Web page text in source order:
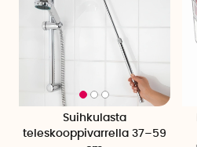
Suihkulasta
teleskooppivarrella 37–59